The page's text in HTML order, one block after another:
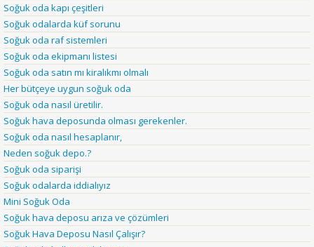
Soğuk oda kapı çeşitleri
Soğuk odalarda küf sorunu
Soğuk oda raf sistemleri
Soğuk oda ekipmanı listesi
Soğuk oda satın mı kiralıkmı olmalı
Her bütçeye uygun soğuk oda
Soğuk oda nasıl üretilir.
Soğuk hava deposunda olması gerekenler.
Soğuk oda nasıl hesaplanır,
Neden soğuk depo.?
Soğuk oda siparişi
Soğuk odalarda iddialıyız
Mini Soğuk Oda
Soğuk hava deposu arıza ve çözümleri
Soğuk Hava Deposu Nasıl Çalışır?